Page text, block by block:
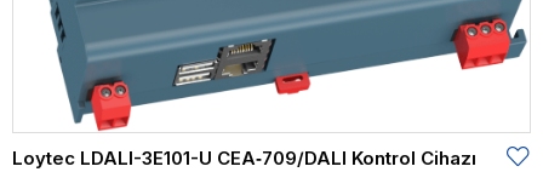
Loytec LDALI-3E101-U CEA‑709/DALI Kontrol Cihazı